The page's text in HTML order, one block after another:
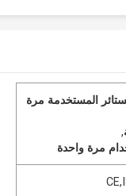
المستخدمة مرة
,
مرة واحدة